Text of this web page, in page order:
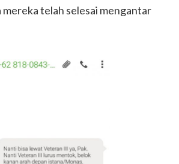
telah selesai mengantar